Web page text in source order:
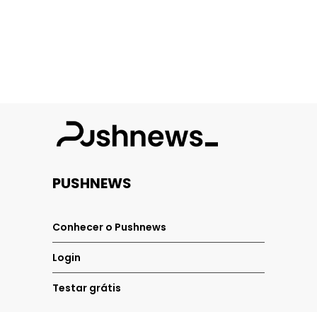
PUSHNEWS
Conhecer o Pushnews
Login
Testar grátis